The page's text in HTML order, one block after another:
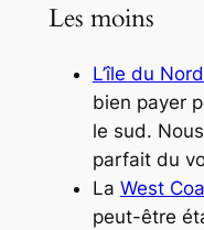
Les moins
L’île du
bien payer
le sud.
parfait du
La West
peut-être